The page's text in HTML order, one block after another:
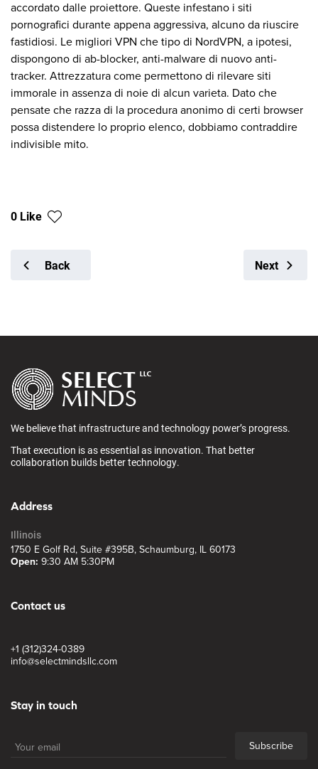
accordato dalle proiettore. Queste infestano i siti
pornografici durante appena aggressiva, alcuno da riuscire
fastidiosi. Le migliori VPN che tipo di NordVPN, a ipotesi,
dispongono di ab-blocker, anti-malware di nuovo anti-
tracker. Attrezzatura come permettono di rilevare siti
immorale in assenza di noie di alcun varieta. Dato che
pensate che razza di la procedura anonimo di certi browser
possa distendere lo proprio elenco, dobbiamo contraddire
indivisible mito.
0 Like
Back Next
We believe that infrastructure and technology power’s progress.
That execution is as essential as innovation. That better
collaboration builds better technology.
Address
Illinois
1750 E Golf Rd, Suite #395B, Schaumburg, IL 60173
Open: 9:30 AM 5:30PM
Contact us
+1 (312)324-0389
info@selectmindsllc.com
Stay in touch
Subscribe